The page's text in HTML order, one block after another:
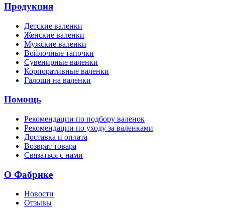
Продукция
Детские валенки
Женские валенки
Мужские валенки
Войлочные тапочки
Сувенирные валенки
Корпоративные валенки
Галоши на валенки
Помощь
Рекомендации по подбору валенок
Рекомендации по уходу за валенками
Доставка и оплата
Возврат товара
Связаться с нами
О Фабрике
Новости
Отзывы